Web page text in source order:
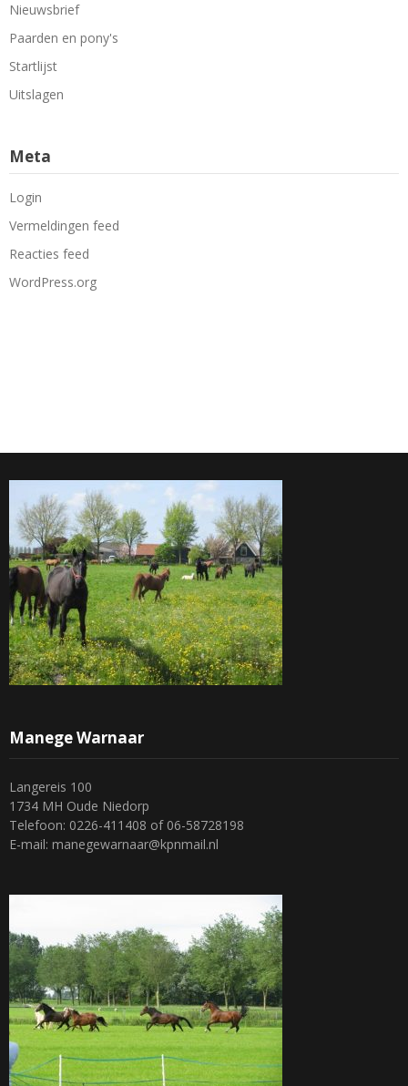
Nieuwsbrief
Paarden en pony's
Startlijst
Uitslagen
Meta
Login
Vermeldingen feed
Reacties feed
WordPress.org
Manege Warnaar
Langereis 100
1734 MH Oude Niedorp
Telefoon: 0226-411408 of 06-58728198
E-mail: manegewarnaar@kpnmail.nl